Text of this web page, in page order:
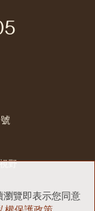
覽即表示您同意
野